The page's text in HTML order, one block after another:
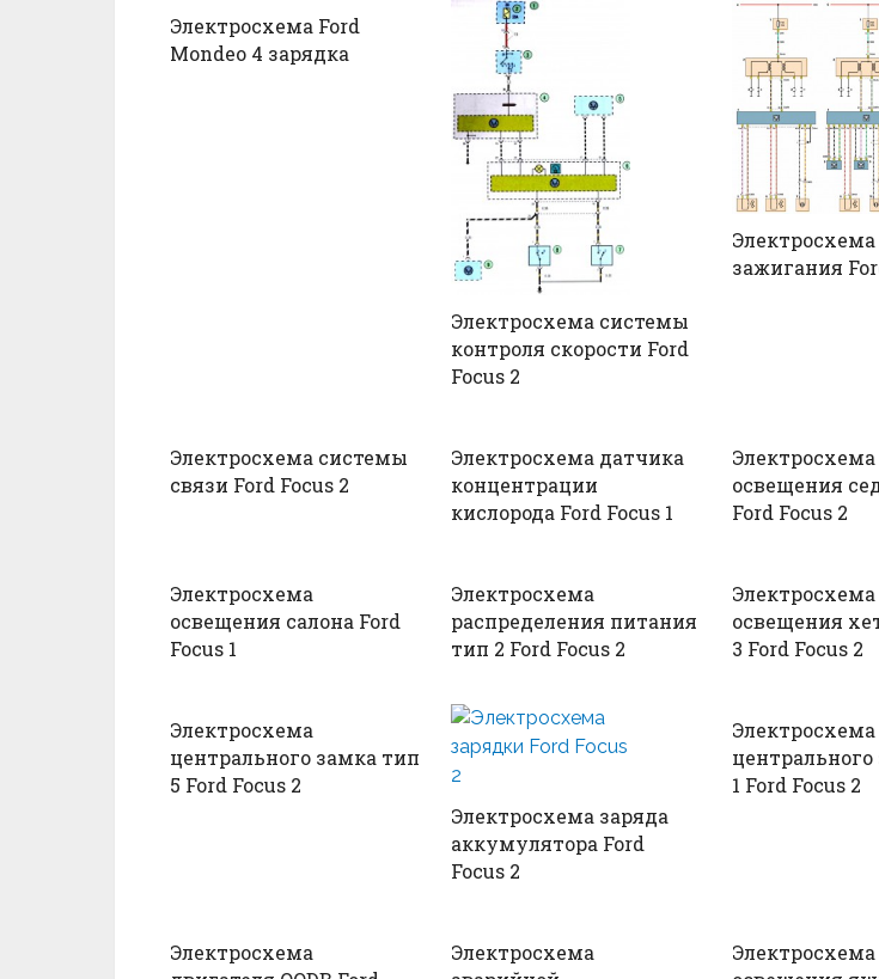
Электросхема Ford
Mondeo 4 зарядка
Электросхема системы
контроля скорости Ford
Focus 2
зажигания
Электросхема системы
связи Ford Focus 2
Электросхема датчика
концентрации
кислорода Ford Focus 1
Электросхема
освещения
Ford Focus 2
Электросхема
освещения салона Ford
Focus 1
Электросхема
распределения питания
тип 2 Ford Focus 2
Электросхема
освещения
3 Ford Focus 2
Электросхема
центрального замка тип
5 Ford Focus 2
Электросхема заряда
аккумулятора Ford
Focus 2
Электросхема
1 Ford Focus 2
Электросхема
Электросхема
Электросхема